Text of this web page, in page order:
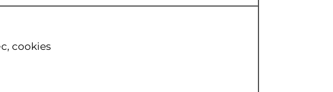
cookies